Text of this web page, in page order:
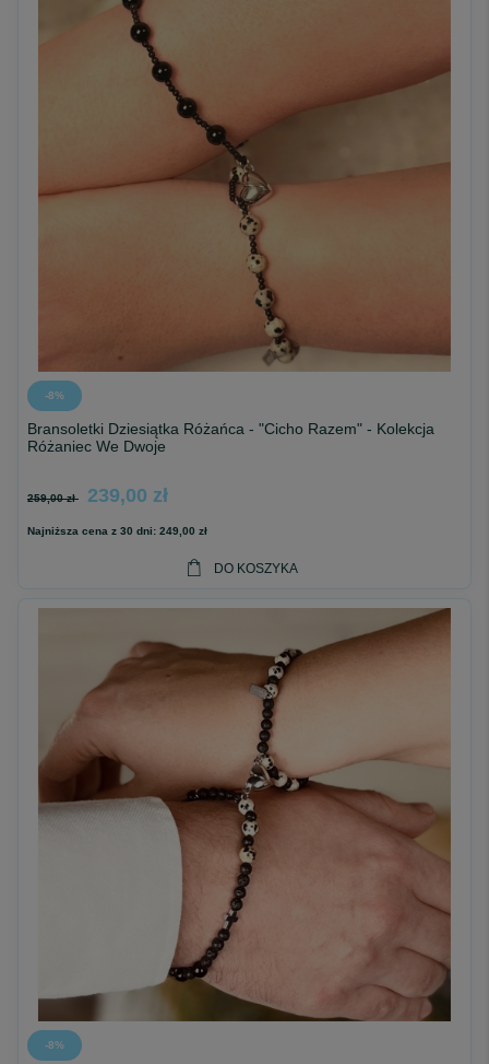
-8%
Bransoletki Dziesiątka Różańca - "Cicho Razem" - Kolekcja
Różaniec We Dwoje
259,00 zł 239,00 zł
Najniższa cena z 30 dni: 249,00 zł
DO KOSZYKA
-8%